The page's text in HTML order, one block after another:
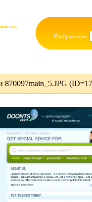
Изображения:
870097main_5.JPG